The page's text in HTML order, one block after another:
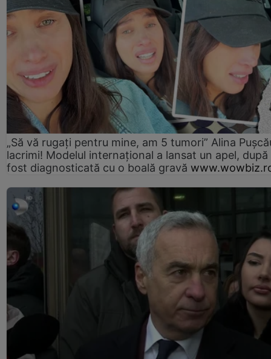
„Să vă rugați pentru mine, am 5 tumori” Alina
lacrimi! Modelul internațional a lansat un apel, după
fost diagnosticată cu o boală gravă